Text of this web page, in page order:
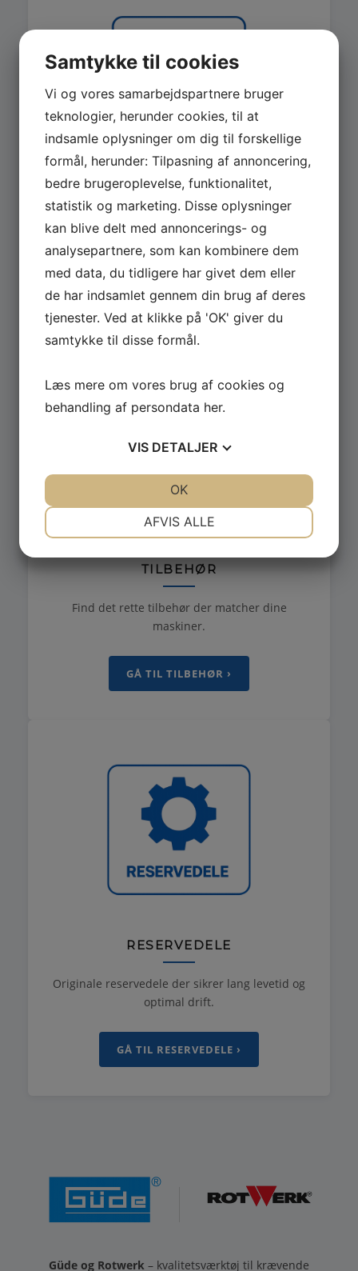
MASKINER
Se hele udvalget af Güde og Rotwerk maskiner
til professionelt brug.
GÅ TIL MASKINER ›
TILBEHØR
Find det rette tilbehør der matcher dine
maskiner.
GÅ TIL TILBEHØR ›
RESERVEDELE
Originale reservedele der sikrer lang levetid og
optimal drift.
GÅ TIL RESERVEDELE ›
Güde og Rotwerk – kvalitetsværktøj til krævende
Samtykke til cookies
Vi og vores samarbejdspartnere bruger
teknologier, herunder cookies, til at
indsamle oplysninger om dig til forskellige
formål, herunder: Tilpasning af annoncering,
bedre brugeroplevelse, funktionalitet,
statistik og marketing. Disse oplysninger
kan blive delt med annoncerings- og
analysepartnere, som kan kombinere dem
med data, du tidligere har givet dem eller
de har indsamlet gennem din brug af deres
tjenester. Ved at klikke på 'OK' giver du
samtykke til disse formål.
Læs mere om vores brug af cookies og
behandling af persondata her.
VIS DETALJER
NØDVENDIGE PRÆFERENCER
MARKETING
AFVIS ALLE
OK